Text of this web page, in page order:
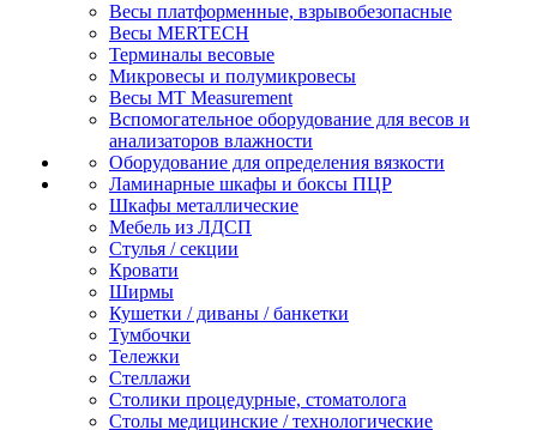
Весы платформенные, взрывобезопасные
Весы MERTECH
Терминалы весовые
Микровесы и полумикровесы
Весы MT Measurement
Вспомогательное оборудование для весов и
анализаторов влажности
Оборудование для определения вязкости
Ламинарные шкафы и боксы ПЦР
Шкафы металлические
Мебель из ЛДСП
Стулья / секции
Кровати
Ширмы
Кушетки / диваны / банкетки
Тумбочки
Тележки
Стеллажи
Столики процедурные, стоматолога
Столы медицинские / технологические